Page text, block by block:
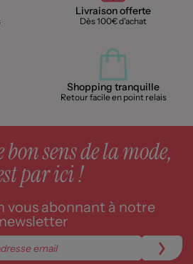
Livraison offerte
Dès 100€ d'achat
Shopping tranquille
Retour facile en point relais
sens de la mode,
par ici !
vous abonnant à notre
newsletter